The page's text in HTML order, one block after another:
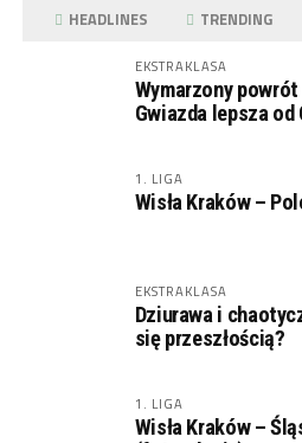
HEADLINES TRENDING
EKSTRAKLASA
Wymarzony
Gwiazda lepsza od
1. LIGA
Wisła Kraków –
EKSTRAKLASA
Dziurawa i
się przeszłością?
1. LIGA
Wisła Kraków –